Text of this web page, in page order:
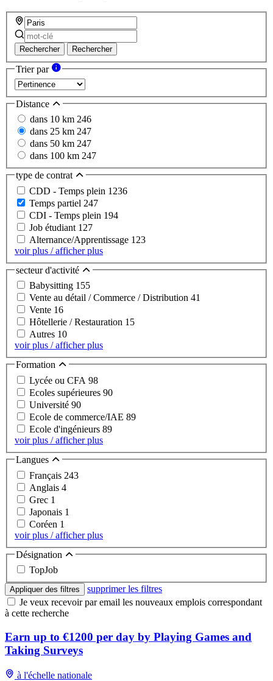
Rechercher Rechercher
Trier par
Distance
dans 10 km 246
dans 25 km 247
dans 50 km 247
dans 100 km 247
type de contrat
CDD - Temps plein 1236
Temps partiel 247
CDI - Temps plein 194
Job étudiant 127
Alternance/Apprentissage 123
voir plus / afficher plus
secteur d'activité
Babysitting 155
Vente au détail / Commerce / Distribution 41
Vente 16
Hôtellerie / Restauration 15
Autres 10
voir plus / afficher plus
Formation
Lycée ou CFA 98
Ecoles supérieures 90
Université 90
Ecole de commerce/IAE 89
Ecole d'ingénieurs 89
voir plus / afficher plus
Langues
Français 243
Anglais 4
Grec 1
Japonais 1
Coréen 1
voir plus / afficher plus
Désignation
TopJob
Appliquer des filtres
supprimer les filtres
Je veux recevoir par email les nouveaux emplois correspondant
à cette recherche
Earn up to €1200 per day by Playing Games and
Taking Surveys
à l'échelle nationale